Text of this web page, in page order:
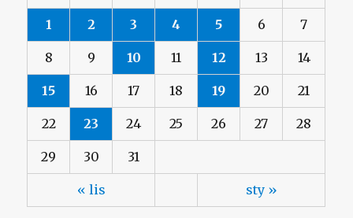
« lis sty »
1 2 3 4 5 6 7
8 9 10 11 12 13 14
15 16 17 18 19 20 21
22 23 24 25 26 27 28
29 30 31